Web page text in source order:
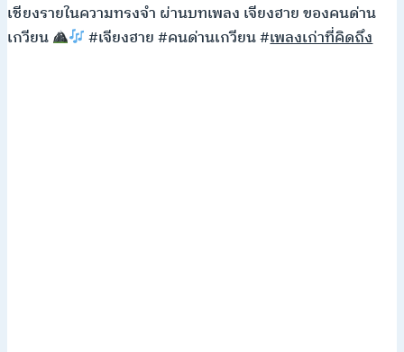
เชียงรายในความทรงจำ ผ่านบทเพลง เจียงฮาย ของคนด่าน
เกวียน
#เจียงฮาย #คนด่านเกวียน #เพลงเก่าที่คิดถึง